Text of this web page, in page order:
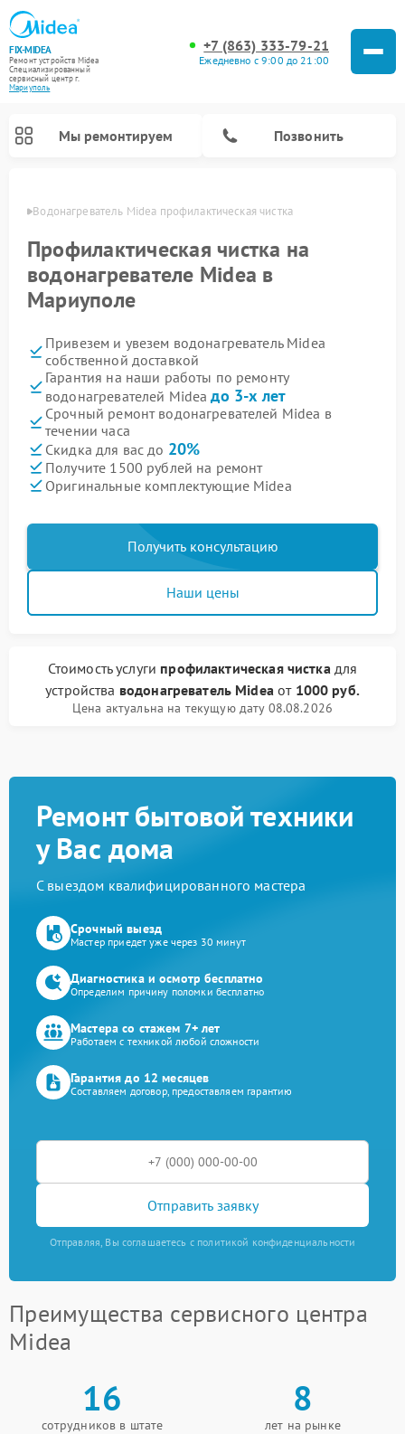
FIX-MIDEA
Ремонт устройств Midea
Специализированный
cервисный центр г.
Мариуполь
+7 (863) 333-79-21
Ежедневно с 9:00 до 21:00
Мы ремонтируем Позвонить
Водонагреватель Midea профилактическая чистка
Профилактическая чистка на
водонагревателе Midea в
Мариуполе
Привезем и увезем водонагреватель Midea
собственной доставкой
Гарантия на наши работы по ремонту
водонагревателей Mideaдо 3-х лет
Срочный ремонт водонагревателей Midea в
течении часа
Скидка для вас до 20%
Получите 1500 рублей на ремонт
Оригинальные комплектующие Midea
Получить консультацию
Наши цены
Стоимость услуги профилактическая чисткадля
устройства водонагреватель Mideaот 1000 руб.
Цена актуальна на текущую дату 08.08.2026
Ремонт бытовой техники
у Вас дома
С выездом квалифицированного мастера
Срочный выезд
Мастер приедет уже через 30 минут
Диагностика и осмотр бесплатно
Определим причину поломки бесплатно
Мастера со стажем 7+ лет
Работаем с техникой любой сложности
Гарантия до 12 месяцев
Составляем договор, предоставляем гарантию
Отправить заявку
Отправляя, Вы соглашаетесь с политикой конфиденциальности
Преимущества сервисного центра
Midea
16
сотрудников в штате
8
лет на рынке